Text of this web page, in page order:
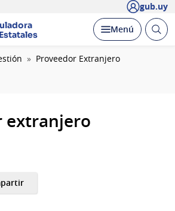
gub.uy
Desplegar
Menú Abrir
Proveedor Extranjero
extranjero